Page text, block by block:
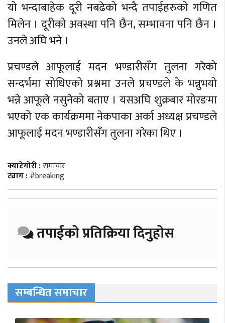
यो भन्दाबाहेक दूरी नबढेको भन्दै तपाईहरुको गणित
मिलेन । दूरीको अवस्था पनि छैन, सम्भावना पनि छैन ।
उनले अघि भने ।
प्रचण्डले आफूलाई मदन भण्डारीसँग तुलना गरेको
सन्दर्भमा सोधिएको प्रश्नमा उनले प्रचण्डले के भन्नुभयो
भन्ने आफूले नसुनेको बताए । यसअघि शुक्रबार मोरङमा
भएको एक कार्यक्रममा नेकपाका अर्का अध्यक्ष प्रचण्डले
आफूलाई मदन भण्डारीसँग तुलना गरेका थिए ।
क्याटेगोरी :समाचार
ट्याग :#breaking
तपाईको प्रतिक्रिया दिनुहोस
सम्बन्धित समाचार